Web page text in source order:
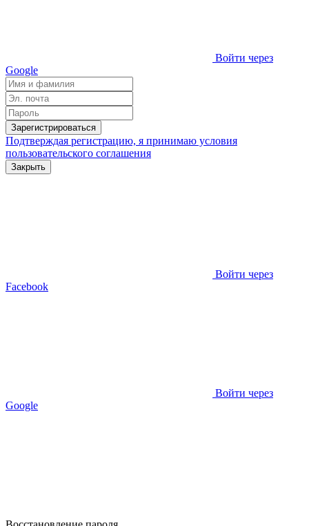
Войти через
Google
Зарегистрироваться
Подтверждая регистрацию, я принимаю условия
пользовательского соглашения
Закрыть
Войти через
Facebook
Войти через
Google